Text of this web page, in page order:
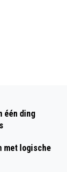
één ding
met logische